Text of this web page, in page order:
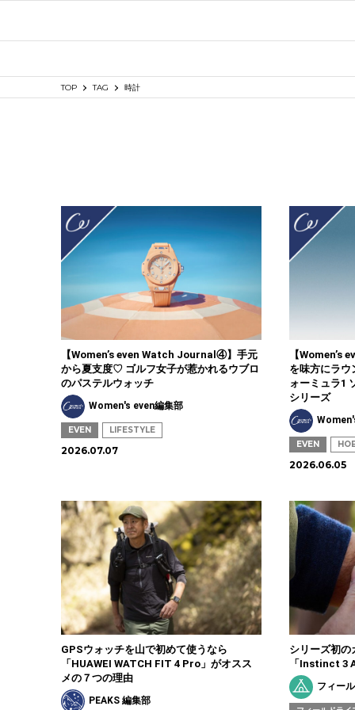
TOP TAG 時計
【Women’s even Watch Journal④】手元
から夏支度♡ ゴルフ女子が惹かれるウブロ
のパステルウォッチ
Women's even編集部
EVEN LIFESTYLE
2026.07.07
【
を味方にラウ
ォーミュラ1
シリーズ
EVEN
2026.06.05
GPSウォッチを山で初めて使うなら
「HUAWEI WATCH FIT 4 Pro」がオスス
メの７つの理由
PEAKS 編集部
シリーズ初の
「Instinct 3
フィー